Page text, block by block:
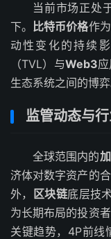
当前市场正处
下。 比特币价格作
动性变化的持续
（TVL）与Web3
生态系统之间的博弈
监管动态与
全球范围内的
济体对数字资产的
外，
区块链底层技
为长期布局的投资
关键趋势，4P前线